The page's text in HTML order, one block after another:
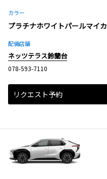
カラー
プラチナホワイトパールマイカ
配備店舗
ネッツテラス鈴蘭台
078-593-7110
リクエスト予約